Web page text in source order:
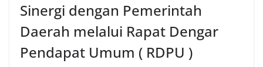
Sinergi dengan Pemerintah
Daerah melalui Rapat Dengar
Pendapat Umum ( RDPU )